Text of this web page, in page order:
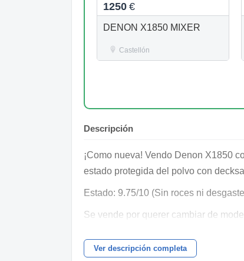
1250 €
DENON X1850 MIXER
Castellón
Descripción
¡Como nueva! Vendo Denon X1850
estado protegida del polvo con
Estado: 9.75/10 (Sin roces ni
Se vende por querer cambiar de
Ver descripción completa